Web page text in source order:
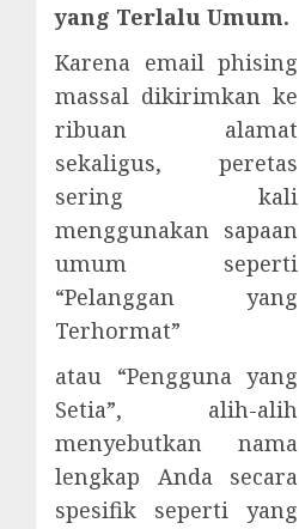
yang Terlalu Umum.
Karena email phising
massal dikirimkan ke
ribuan alamat
sekaligus, peretas
sering kali
menggunakan sapaan
umum seperti
“Pelanggan yang
Terhormat”
atau “Pengguna yang
Setia”, alih-alih
menyebutkan nama
lengkap Anda secara
spesifik seperti yang